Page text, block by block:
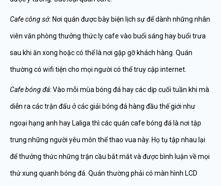
Cafe công sở: Nơi quán được bày biện lịch sự để dành những nhân
viên văn phòng thưởng thức ly cafe vào buổi sáng hay buổi trưa
sau khi ăn xong hoặc có thể là nơi gặp gỡ khách hàng. Quán
thường có wifi tiện cho mọi người có thể truy cập internet.
Cafe bóng đá:Vào mỗi mùa bóng đá hay các dịp cuối tuần khi mà
diễn ra các trận đấu ở các giải bóng đá hàng đầu thế giới như
ngoại hạng anh hay Laliga thì các quán cafe bóng đá là nơi tập
trung những người yêu môn thể thao vua này. Họ tụ tập nhau lại
để thưởng thức những trận cầu bắt mắt và được bình luận về mọi
thứ xung quanh bóng đá. Quán thường phải có màn hình LCD